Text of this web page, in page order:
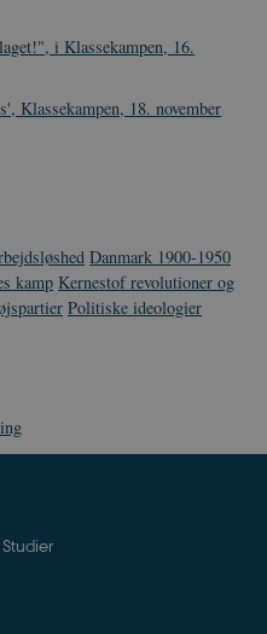
i Klassekampen, 16.
Klassekampen, 18. november
Danmark 1900-1950
kamp Kernestof revolutioner og
Politiske ideologier